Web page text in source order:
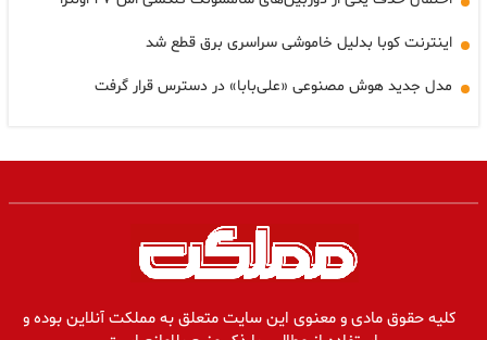
اینترنت کوبا بدلیل خاموشی سراسری برق قطع شد
مدل جدید هوش مصنوعی «علی‌بابا» در دسترس قرار گرفت
کلیه حقوق مادی و معنوی این سایت متعلق به مملکت آنلاین بوده و